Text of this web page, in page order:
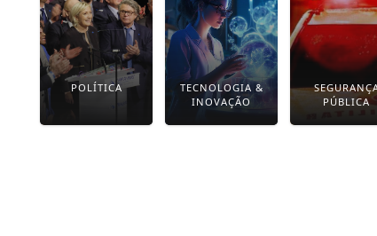
POLÍTICA
TECNOLOGIA &
INOVAÇÃO
PÚBLICA